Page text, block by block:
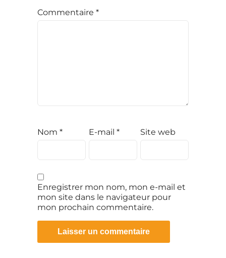
Commentaire *
Nom * E-mail * Site web
Enregistrer mon nom, mon e-mail et
mon site dans le navigateur pour
mon prochain commentaire.